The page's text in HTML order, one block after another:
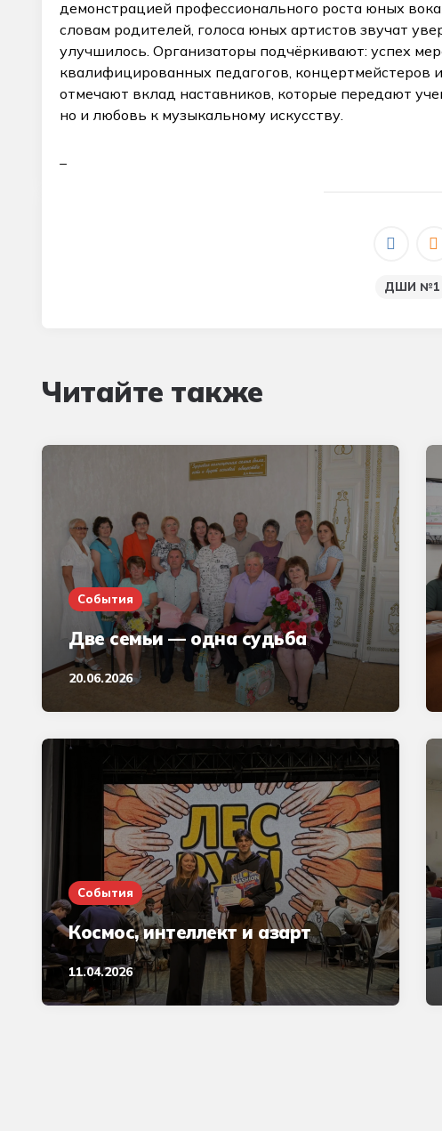
демонстрацией профессионального роста юных
словам родителей, голоса юных артистов звучат
улучшилось. Организаторы подчёркивают: успех
квалифицированных педагогов,
отмечают вклад наставников, которые передают
но и любовь к музыкальному искусству.
ДШИ №1
Читайте также
События
Две семьи — одна судьба
20.06.2026
События
Космос, интеллект и азарт
11.04.2026